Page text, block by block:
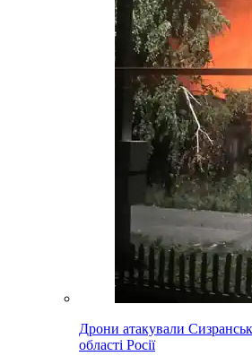
Дрони атакували
області Росії